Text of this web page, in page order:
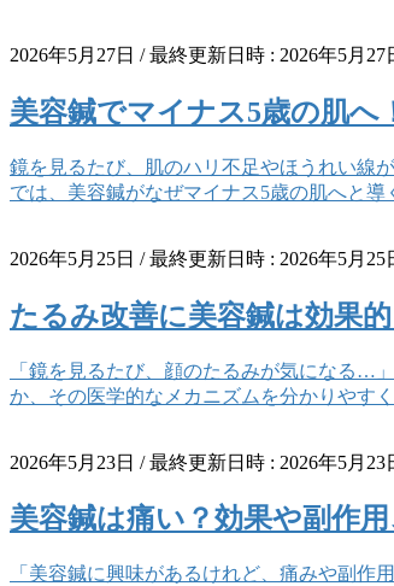
2026年5月27日 / 最終更新日時 : 2026年5月27
美容鍼でマイナス5歳の肌へ
鏡を見るたび、肌のハリ不足やほうれい線
では、美容鍼がなぜマイナス5歳の肌へと
2026年5月25日 / 最終更新日時 : 2026年5月25
たるみ改善に美容鍼は効果
「鏡を見るたび、顔のたるみが気になる…
か、その医学的なメカニズムを分かりやす
2026年5月23日 / 最終更新日時 : 2026年5月23
美容鍼は痛い？効果や副作
「美容鍼に興味があるけれど、痛みや副